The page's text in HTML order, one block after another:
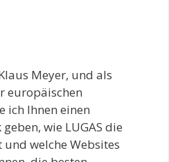
Meyer, und als
europäischen
ich Ihnen einen
wie LUGAS die
welche Websites